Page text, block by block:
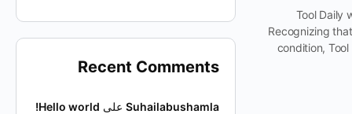
Tool Daily
Recognizing
condition,
Recent Comments
Suhailabushamla على Hello world!